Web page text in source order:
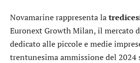
Novamarine rappresenta la
Euronext Growth Milan, il mercato
dedicato alle piccole e medie
trentunesima ammissione del 2024